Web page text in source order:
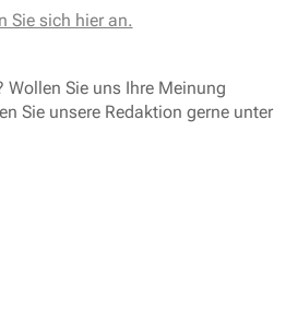
Sie sich hier an.
Wollen Sie uns Ihre Meinung
Sie unsere Redaktion gerne unter